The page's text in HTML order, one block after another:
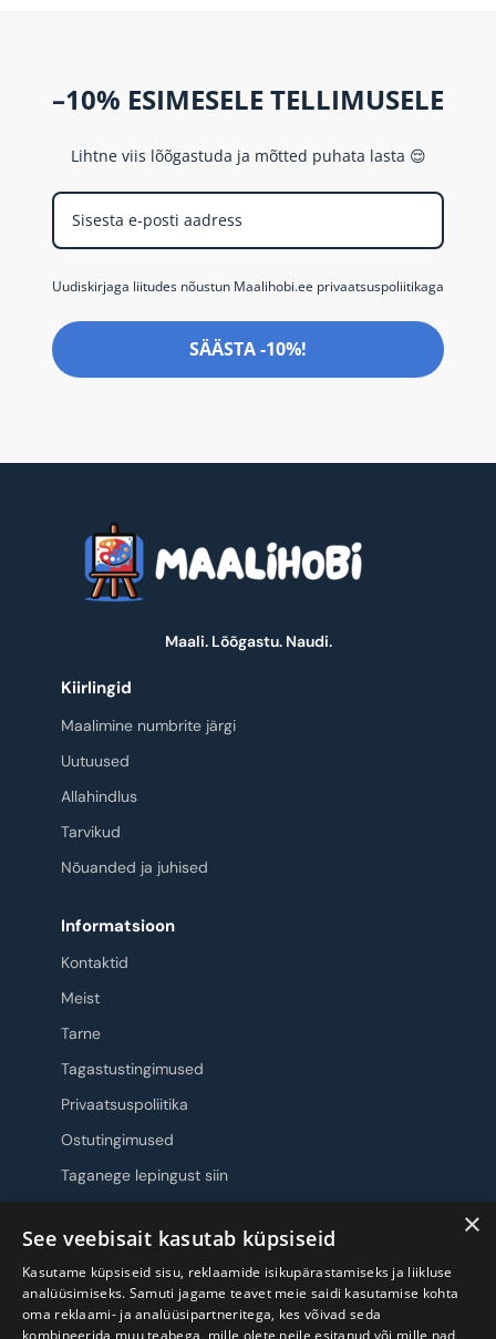
–10% ESIMESELE TELLIMUSELE
Lihtne viis lõõgastuda ja mõtted puhata lasta 😌
Uudiskirjaga liitudes nõustun Maalihobi.ee privaatsuspoliitikaga
SÄÄSTA -10%!
Maali. Lõõgastu. Naudi.
Kiirlingid
Maalimine numbrite järgi
Uutuused
Allahindlus
Tarvikud
Nõuanded ja juhised
Informatsioon
Kontaktid
Meist
Tarne
Tagastustingimused
Privaatsuspoliitika
Ostutingimused
Taganege lepingust siin
Jälgi meid ×
See veebisait kasutab küpsiseid
Kasutame küpsiseid sisu, reklaamide isikupärastamiseks ja liikluse
analüüsimiseks. Samuti jagame teavet meie saidi kasutamise kohta
oma reklaami- ja analüüsipartneritega, kes võivad seda
kombineerida muu teabega, mille olete neile esitanud või mille nad